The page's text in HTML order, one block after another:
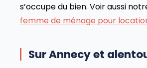
s’occupe du bien. Voir aussi
femme de ménage pour
Sur Annecy et